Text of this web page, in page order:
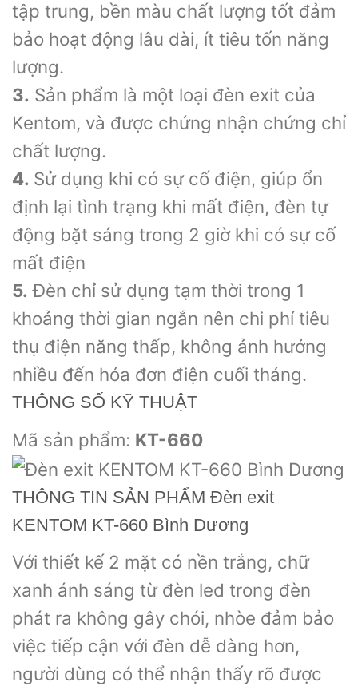
tập trung, bền màu chất lượng tốt đảm
bảo hoạt động lâu dài, ít tiêu tốn năng
lượng.
3. Sản phẩm là một loại đèn exit của
Kentom, và được chứng nhận chứng chỉ
chất lượng.
4. Sử dụng khi có sự cố điện, giúp ổn
định lại tình trạng khi mất điện, đèn tự
động bặt sáng trong 2 giờ khi có sự cố
mất điện
5. Đèn chỉ sử dụng tạm thời trong 1
khoảng thời gian ngắn nên chi phí tiêu
thụ điện năng thấp, không ảnh hưởng
nhiều đến hóa đơn điện cuối tháng.
THÔNG SỐ KỸ THUẬT
Mã sản phẩm: KT-660
THÔNG TIN SẢN PHẨM Đèn exit
KENTOM KT-660 Bình Dương
Với thiết kế 2 mặt có nền trắng, chữ
xanh ánh sáng từ đèn led trong đèn
phát ra không gây chói, nhòe đảm bảo
việc tiếp cận với đèn dễ dàng hơn,
người dùng có thể nhận thấy rõ được